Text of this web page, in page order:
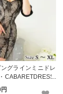
グラインミニドレ
CABARETDRESS)
せ】